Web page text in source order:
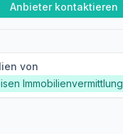
Anbieter kontaktieren
von
Immobilienvermittlung